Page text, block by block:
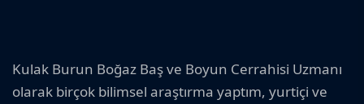
Kulak Burun Boğaz Baş ve Boyun Cerrahisi Uzmanı
olarak birçok bilimsel araştırma yaptım, yurtiçi ve